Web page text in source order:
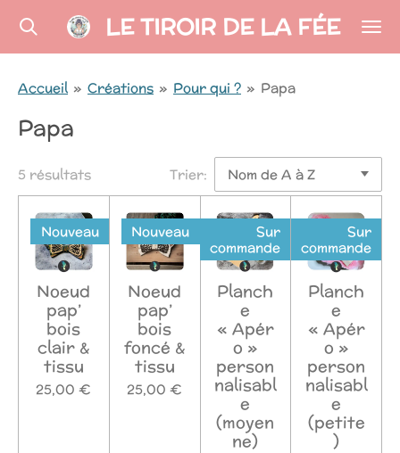
Passer
principal
LE TIROIR DE LA FÉE
Accueil » Créations » Pour qui ? » Papa
Papa
5 résultats Trier:
Nouveau
Noeud
pap’
bois
clair &
tissu
25,00 €
Nouveau
Noeud
pap’
bois
foncé &
tissu
25,00 €
Sur
commande
Planch
e
« Apér
o »
person
nalisabl
e
(moyen
ne)
Sur
commande
Planch
e
« Apér
o »
person
nalisabl
e
(petite
)